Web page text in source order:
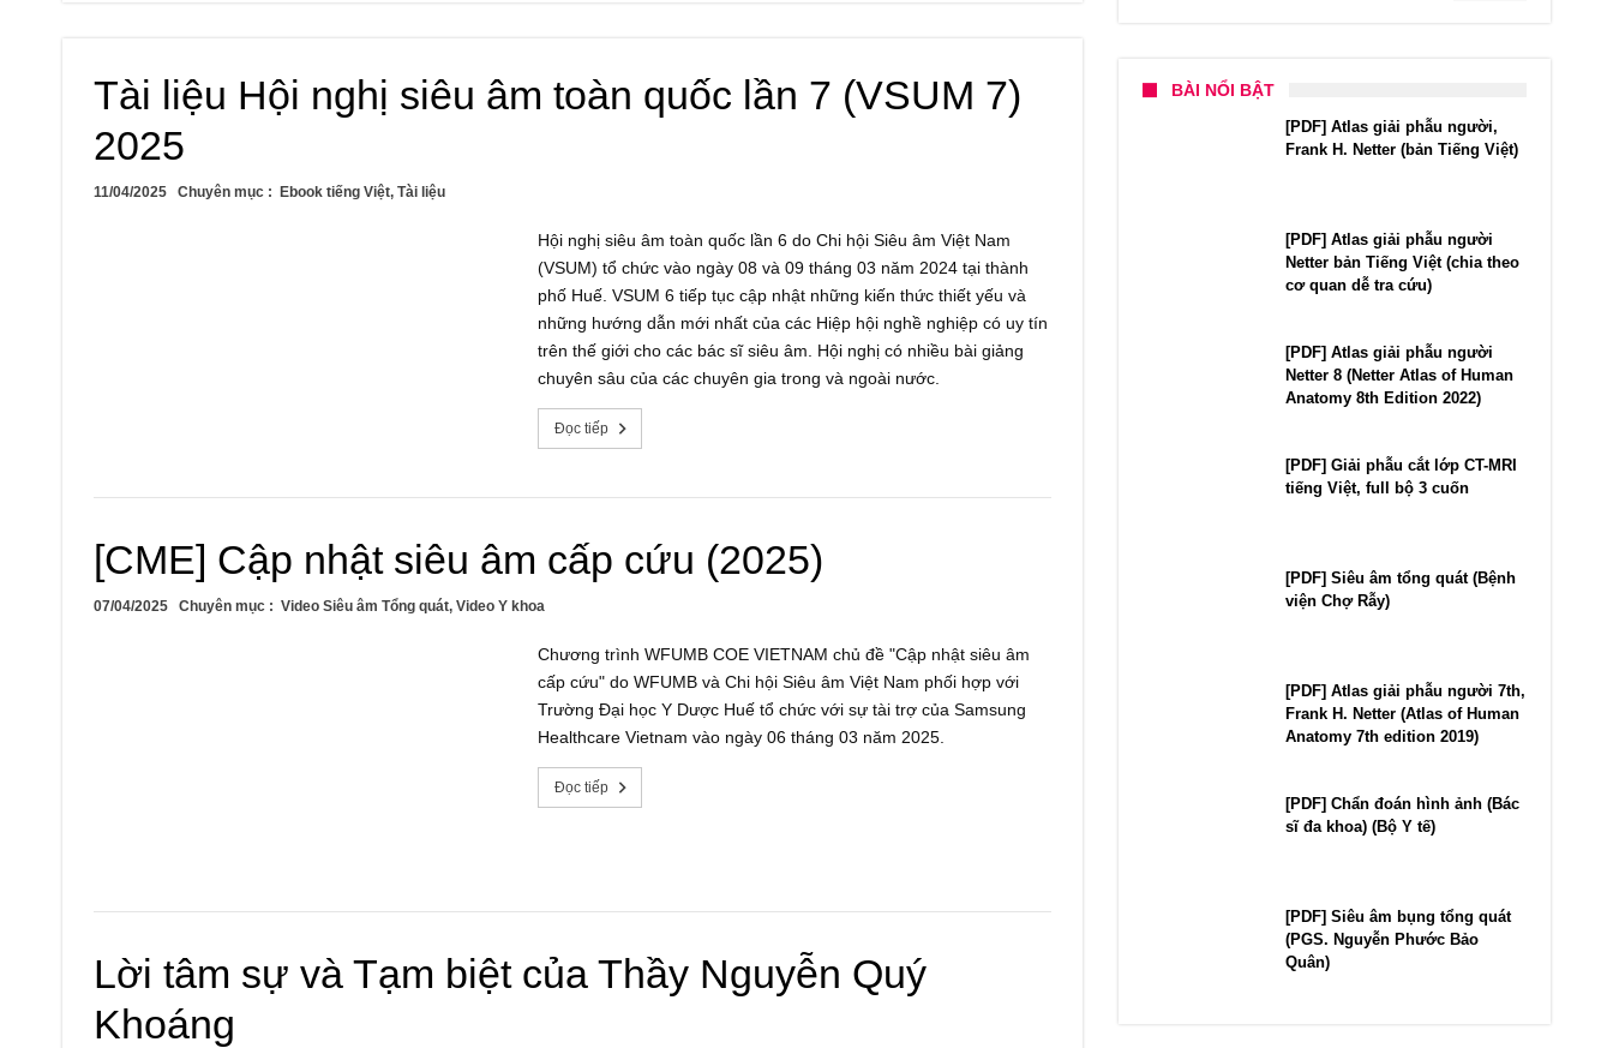
Tài liệu Hội nghị siêu âm toàn quốc lần 7 (VSUM 7)
2025
11/04/2025 Chuyên mục : Ebook tiếng Việt, Tài liệu
Hội nghị siêu âm toàn quốc lần 6 do Chi hội Siêu âm Việt Nam
(VSUM) tổ chức vào ngày 08 và 09 tháng 03 năm 2024 tại thành
phố Huế. VSUM 6 tiếp tục cập nhật những kiến thức thiết yếu và
những hướng dẫn mới nhất của các Hiệp hội nghề nghiệp có uy tín
trên thế giới cho các bác sĩ siêu âm. Hội nghị có nhiều bài giảng
chuyên sâu của các chuyên gia trong và ngoài nước.
Đọc tiếp
[CME] Cập nhật siêu âm cấp cứu (2025)
07/04/2025 Chuyên mục : Video Siêu âm Tổng quát, Video Y khoa
Chương trình WFUMB COE VIETNAM chủ đề "Cập nhật siêu âm
cấp cứu" do WFUMB và Chi hội Siêu âm Việt Nam phối hợp với
Trường Đại học Y Dược Huế tổ chức với sự tài trợ của Samsung
Healthcare Vietnam vào ngày 06 tháng 03 năm 2025.
Đọc tiếp
Lời tâm sự và Tạm biệt của Thầy Nguyễn Quý
Khoáng
BÀI NỔI BẬT
[PDF] Atlas giải phẫu người,
Frank H. Netter (bản Tiếng Việt)
[PDF] Atlas giải phẫu người
Netter bản Tiếng Việt (chia theo
cơ quan dễ tra cứu)
[PDF] Atlas giải phẫu người
Netter 8 (Netter Atlas of Human
Anatomy 8th Edition 2022)
[PDF] Giải phẫu cắt lớp CT-MRI
tiếng Việt, full bộ 3 cuốn
[PDF] Siêu âm tổng quát (Bệnh
viện Chợ Rẫy)
[PDF] Atlas giải phẫu người 7th,
Frank H. Netter (Atlas of Human
Anatomy 7th edition 2019)
[PDF] Chẩn đoán hình ảnh (Bác
sĩ đa khoa) (Bộ Y tế)
[PDF] Siêu âm bụng tổng quát
(PGS. Nguyễn Phước Bảo
Quân)